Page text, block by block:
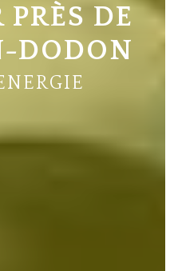
DE
DODON